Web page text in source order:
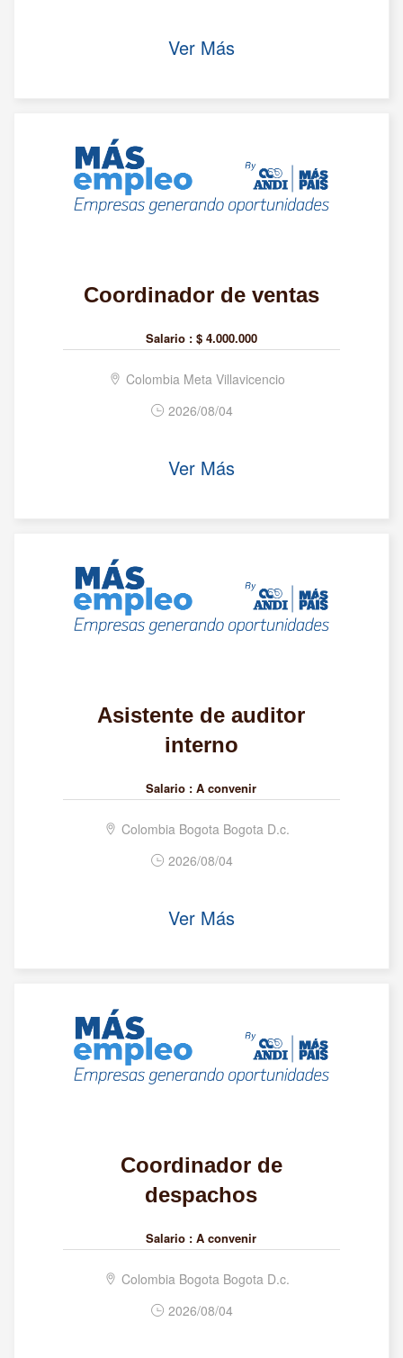
Ver Más
Coordinador de ventas
Salario : $ 4.000.000
Colombia Meta Villavicencio
2026/08/04
Ver Más
Asistente de auditor
interno
Salario : A convenir
Colombia Bogota Bogota D.c.
2026/08/04
Ver Más
Coordinador de
despachos
Salario : A convenir
Colombia Bogota Bogota D.c.
2026/08/04